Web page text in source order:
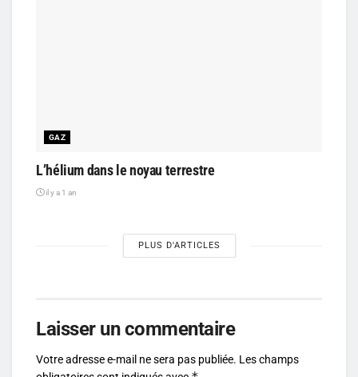
GAZ
L’hélium dans le noyau terrestre
il y a 1 an
PLUS D'ARTICLES
Laisser un commentaire
Votre adresse e-mail ne sera pas publiée. Les champs